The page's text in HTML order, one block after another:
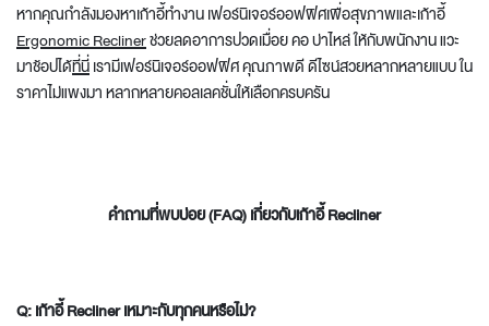
หากคุณกำลังมองหาเก้าอี้ทำงานเฟอร์นิเจอร์ออฟฟิศเพื่อสุขภาพและเก้าอี้
Ergonomic Reclinerช่วยลดอาการปวดเมื่อย คอ บ่าไหล่ ให้กับพนักงาน แวะ
มาช้อปได้ที่นี่เรามีเฟอร์นิเจอร์ออฟฟิศคุณภาพดี ดีไซน์สวยหลากหลายแบบ ใน
ราคาไม่แพงมา หลากหลายคอลเลคชั่นให้เลือกครบครัน
คำถามที่พบบ่อย (FAQ) เกี่ยวกับเก้าอี้ Recliner
Q: เก้าอี้ Recliner เหมาะกับทุกคนหรือไม่?